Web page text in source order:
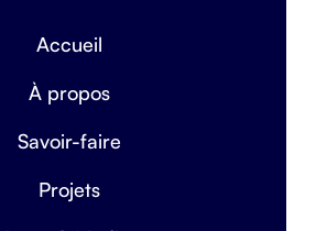
Accueil
À propos
Savoir-faire
Projets